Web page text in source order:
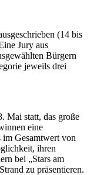
(14 bis
Jury aus
Bürgern
jeweils drei
Mai statt, das große
eine
Gesamtwert von
ihren
bei „Stars am
zu präsentieren.